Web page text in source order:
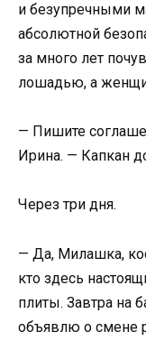
и безупречными
абсолютной
за много лет
лошадью, а
— Пишите
Ирина. — Капкан
Через три дня.
— Да, Милашка,
кто здесь
плиты. Завтра на
объявлю о смене